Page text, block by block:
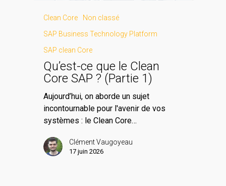
Clean Core
Non classé
SAP Business Technology Platform
SAP clean Core
Qu’est-ce que le Clean
Core SAP ? (Partie 1)
Aujourd’hui, on aborde un sujet
incontournable pour l'avenir de vos
systèmes : le Clean Core…
Clément Vaugoyeau
17 juin 2026